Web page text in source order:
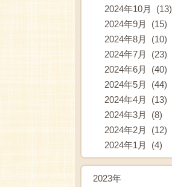
2024年10月 (13)
2024年9月 (15)
2024年8月 (10)
2024年7月 (23)
2024年6月 (40)
2024年5月 (44)
2024年4月 (13)
2024年3月 (8)
2024年2月 (12)
2024年1月 (4)
2023年